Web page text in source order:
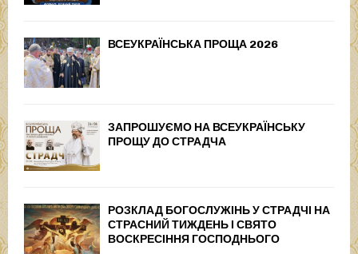
ВСЕУКРАЇНСЬКА ПРОЩА 2026
ЗАПРОШУЄМО НА ВСЕУКРАЇНСЬКУ
ПРОЩУ ДО СТРАДЧА
РОЗКЛАД БОГОСЛУЖІНЬ У СТРАДЧІ НА
СТРАСНИЙ ТИЖДЕНЬ І СВЯТО
ВОСКРЕСІННЯ ГОСПОДНЬОГО